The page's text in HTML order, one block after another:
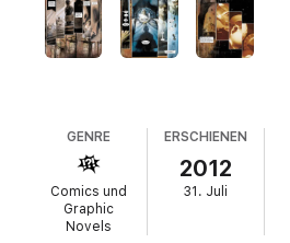
GENRE
Comics und
Graphic
Novels
ERSCHIENEN
2012
31. Juli